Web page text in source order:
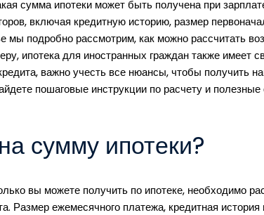
Кредита!
сумма ипотеки может быть получена при
включая кредитную историю, размер
мы подробно рассмотрим, как можно рассчитать
ипотека для иностранных граждан также имеет
важно учесть все нюансы, чтобы получить
пошаговые инструкции по расчету и
сумму ипотеки?
вы можете получить по ипотеке, необходимо
Размер ежемесячного платежа, кредитная